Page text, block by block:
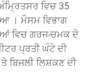
ਵਿਚ 35
। ਮੌਸਮ ਵਿਭਾਗ
ਵਿਚ ਗਰਜ-ਚਮਕ ਦੇ
ਪ੍ਰਤੀ ਘੰਟੇ ਦੀ
ਬਿਜਲੀ ਲਿਸ਼ਕਣ ਦੀ